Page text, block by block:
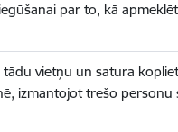
par to, kā
vietņu un satura
izmantojot trešo personu